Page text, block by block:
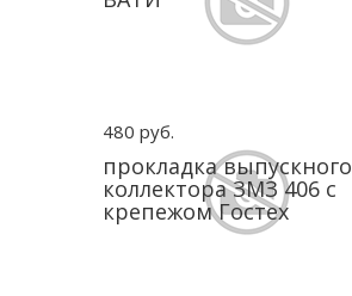
480 руб.
прокладка выпускного
коллектора ЗМЗ 406 с
крепежом Гостех